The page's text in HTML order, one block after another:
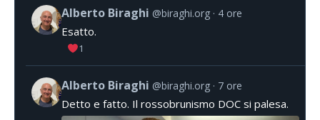
Alberto Biraghi @biraghi.org 4 ore
Esatto.
1
Alberto Biraghi @biraghi.org 7 ore
Detto e fatto. Il rossobrunismo DOC si palesa.